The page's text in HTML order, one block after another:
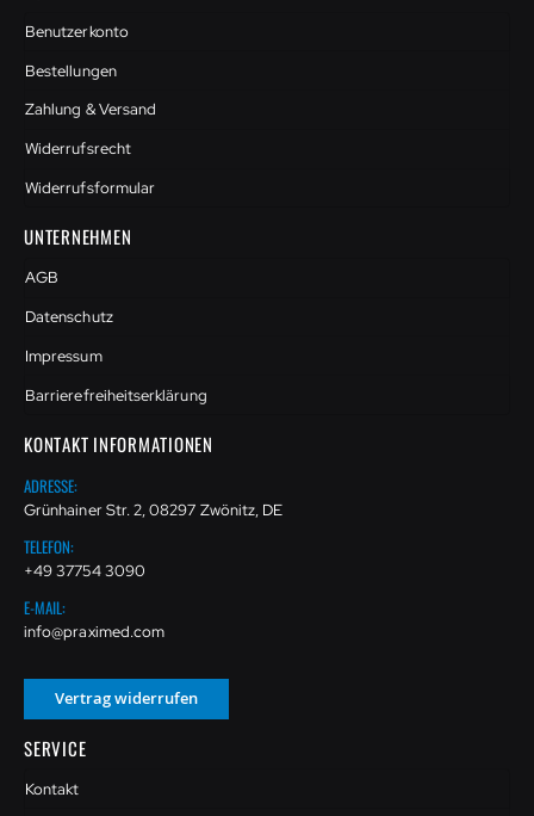
Benutzerkonto
Bestellungen
Zahlung & Versand
Widerrufsrecht
Widerrufsformular
UNTERNEHMEN
AGB
Datenschutz
Impressum
Barrierefreiheitserklärung
KONTAKT INFORMATIONEN
ADRESSE:
Grünhainer Str. 2, 08297 Zwönitz, DE
TELEFON:
+49 37754 3090
E-MAIL:
info@praximed.com
Vertrag widerrufen
SERVICE
Kontakt